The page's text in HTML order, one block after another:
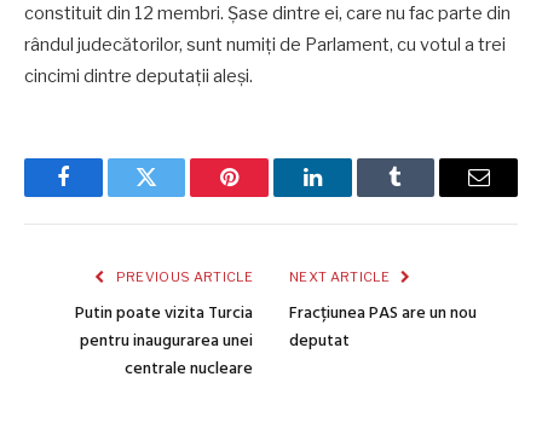
constituit din 12 membri. Șase dintre ei, care nu fac parte din
rândul judecătorilor, sunt numiți de Parlament, cu votul a trei
cincimi dintre deputații aleși.
FacebookTwitter Pinterest LinkedInTumblr Email
PREVIOUS ARTICLE
Putin poate vizita Turcia
pentru inaugurarea unei
centrale nucleare
NEXT ARTICLE
Fracțiunea PAS are un nou
deputat